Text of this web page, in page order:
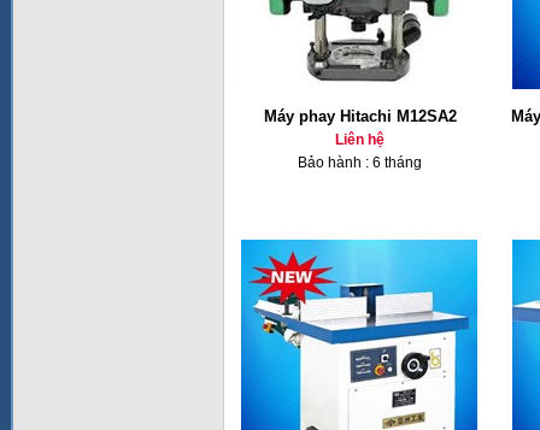
Máy phay Hitachi M12SA2
Liên hệ
Bảo hành : 6 tháng